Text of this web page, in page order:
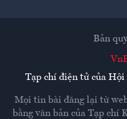
Bản
Tạp chí điện tử của
Mọi tin bài đăng lại từ
bằng văn bản của Tạp chí